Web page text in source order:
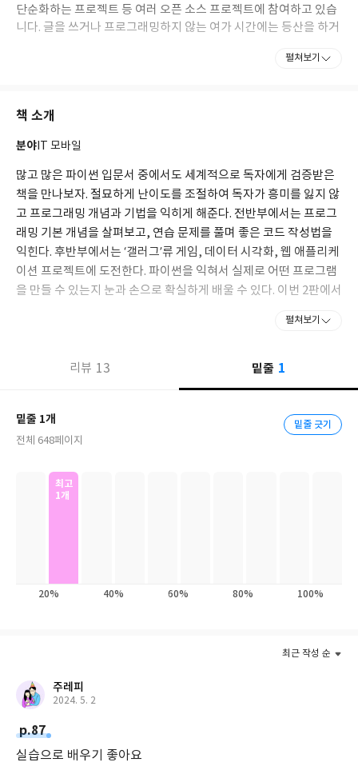
단순화하는 프로젝트 등 여러 오픈 소스 프로젝트에 참여하고 있습
니다. 글을 쓰거나 프로그래밍하지 않는 여가 시간에는 등산을 하거
펼쳐보기
책 소개
분야 IT 모바일
많고 많은 파이썬 입문서 중에서도 세계적으로 독자에게 검증받은
책을 만나보자. 절묘하게 난이도를 조절하여 독자가 흥미를 잃지 않
고 프로그래밍 개념과 기법을 익히게 해준다. 전반부에서는 프로그
래밍 기본 개념을 살펴보고, 연습 문제를 풀며 좋은 코드 작성법을
익힌다. 후반부에서는 ‘갤러그’류 게임, 데이터 시각화, 웹 애플리케
이션 프로젝트에 도전한다. 파이썬을 익혀서 실제로 어떤 프로그램
을 만들 수 있는지 눈과 손으로 확실하게 배울 수 있다. 이번 2판에서
펼쳐보기
리뷰 13 밑줄 1
밑줄 1개
전체 648페이지
밑줄 긋기
최고
1개
20% 40% 60% 80% 100%
최근 작성 순
주레피
2024. 5. 2
p.87
실습으로 배우기 좋아요